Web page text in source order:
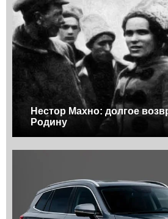
Нестор Махно: долгое
Родину